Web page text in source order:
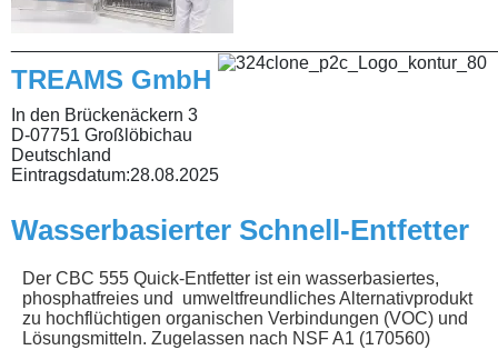
TREAMS GmbH
In den Brückenäckern 3
D-07751 Großlöbichau
Deutschland
Eintragsdatum:28.08.2025
Wasserbasierter Schnell-Entfetter
Der CBC 555 Quick-Entfetter ist ein wasserbasiertes,
phosphatfreies und umweltfreundliches Alternativprodukt
zu hochflüchtigen organischen Verbindungen (VOC) und
Lösungsmitteln. Zugelassen nach NSF A1 (170560)